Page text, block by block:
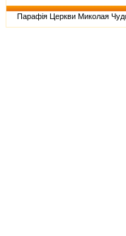
Парафія Церкви Миколая